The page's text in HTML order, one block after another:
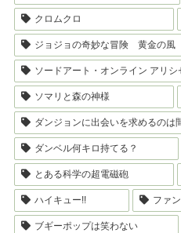
クロムクロ
ジョジョの奇妙な冒険 黄金の風
ソードアート・オンライン アリシ
ソマリと森の神様
ダンジョンに出会いを求めるのは
ダンベル何キロ持てる？
とある科学の超電磁砲
ハイキュー!! ファ
ブギーポップは笑わない